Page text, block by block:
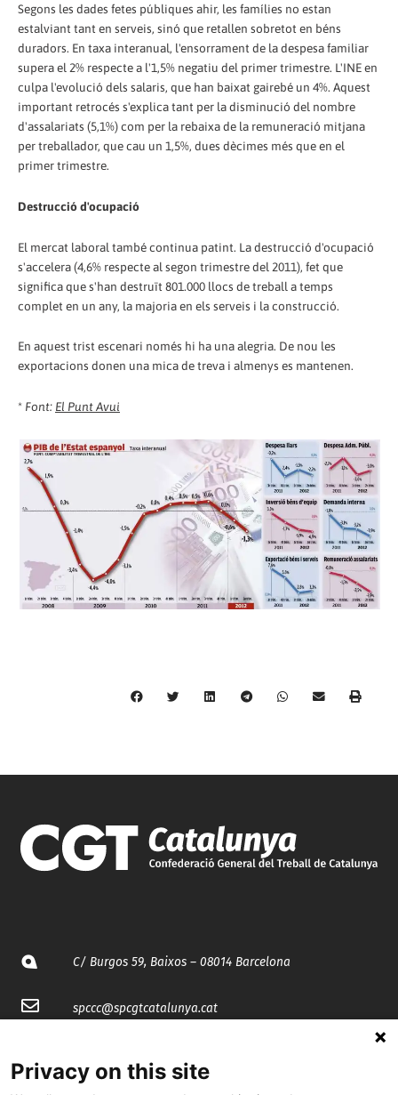
Segons les dades fetes públiques ahir, les famílies no estan
estalviant tant en serveis, sinó que retallen sobretot en béns
duradors. En taxa interanual, l'ensorrament de la despesa familiar
supera el 2% respecte a l'1,5% negatiu del primer trimestre. L'INE en
culpa l'evolució dels salaris, que han baixat gairebé un 4%. Aquest
important retrocés s'explica tant per la disminució del nombre
d'assalariats (5,1%) com per la rebaixa de la remuneració mitjana
per treballador, que cau un 1,5%, dues dècimes més que en el
primer trimestre.
Destrucció d'ocupació
El mercat laboral també continua patint. La destrucció d'ocupació
s'accelera (4,6% respecte al segon trimestre del 2011), fet que
significa que s'han destruït 801.000 llocs de treball a temps
complet en un any, la majoria en els serveis i la construcció.
En aquest trist escenari només hi ha una alegria. De nou les
exportacions donen una mica de treva i almenys es mantenen.
* Font: El Punt Avui
C/ Burgos 59, Baixos – 08014 Barcelona
spccc@spcgtcatalunya.cat
Privacy on this site